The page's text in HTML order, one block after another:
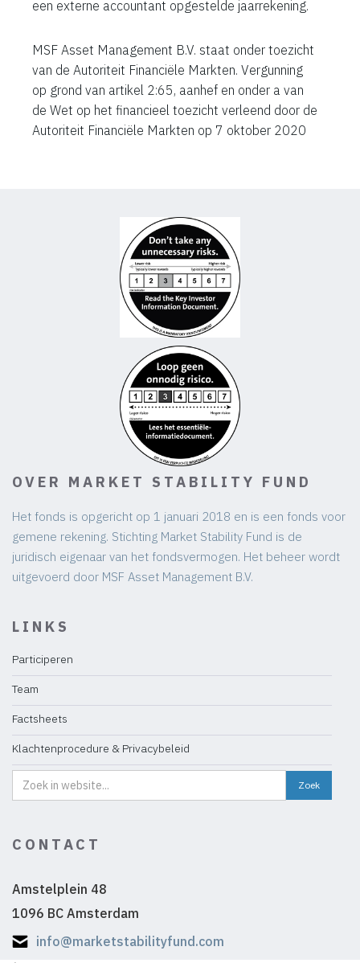
een externe accountant opgestelde jaarrekening.
MSF Asset Management B.V. staat onder toezicht
van de Autoriteit Financiële Markten. Vergunning
op grond van artikel 2:65, aanhef en onder a van
de Wet op het financieel toezicht verleend door de
Autoriteit Financiële Markten op 7 oktober 2020
OVER MARKET STABILITY FUND
Het fonds is opgericht op 1 januari 2018 en is een fonds voor
gemene rekening. Stichting Market Stability Fund is de
juridisch eigenaar van het fondsvermogen. Het beheer wordt
uitgevoerd door MSF Asset Management B.V.
LINKS
Participeren
Team
Factsheets
Klachtenprocedure & Privacybeleid
CONTACT
Amstelplein 48
1096 BC Amsterdam
info@marketstabilityfund.com